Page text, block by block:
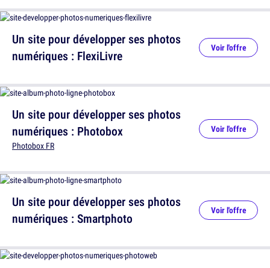
Un site pour développer ses photos
numériques : Photobox
Photobox FR
Voir l'offre
Un site pour développer ses photos
numériques : FlexiLivre
Voir l'offre
Un site pour développer ses photos
numériques : Smartphoto
Voir l'offre